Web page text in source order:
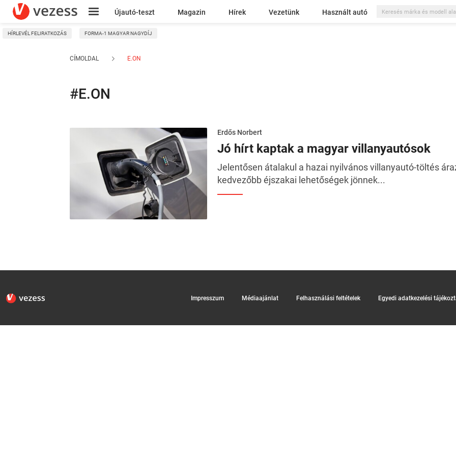
Újautó-teszt Magazin Hírek Vezetünk Használt autó
Kresz
HÍRLEVÉL FELIRATKOZÁS FORMA-1 MAGYAR NAGYDÍJ
CÍMOLDAL E.ON
#E.ON
Erdős Norbert
Jó hírt kaptak a magyar villanyautósok
Jelentősen átalakul a hazai nyilvános villanyautó-töltés
kedvezőbb éjszakai lehetőségek jönnek...
Impresszum Médiaajánlat Felhasználási feltételek Egyedi adatkezelési